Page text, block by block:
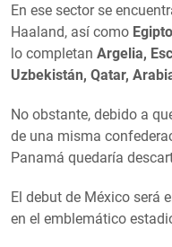
En ese sector se
Haaland, así como Egipto
lo completan Argelia,
Uzbekistán, Qatar,
No obstante, debido a
de una misma
Panamá quedaría
El debut de México será
en el emblemático